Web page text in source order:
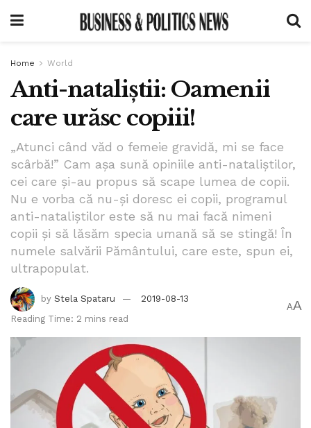
Home World
Anti-nataliștii: Oamenii
care urăsc copiii!
„Atunci când văd o femeie gravidă, mi se face
scârbă!” Cam așa sună opiniile anti-nataliștilor,
cei care și-au propus să scape lumea de copii.
Nu e vorba că nu-și doresc ei copii, programul
anti-nataliștilor este să nu mai facă nimeni
copii și să lăsăm specia umană să se stingă! În
numele salvării Pământului, care este, spun ei,
ultrapopulat.
by Stela Spataru
2019-08-13
Reading Time: 2 mins read
AA